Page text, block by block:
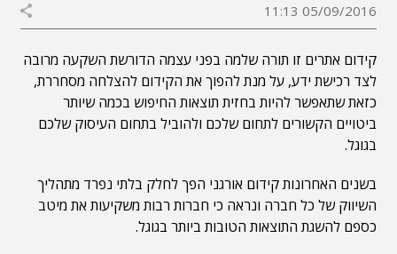
05/09/2016 11:13
קידום אתרים זו תורה שלמה בפני עצמה הדורשת השקעה מרובה
לצד רכישת ידע, על מנת להפוך את הקידום להצלחה מסחררת,
כזאת שתאפשר להיות בחזית תוצאות החיפוש בכמה שיותר
ביטויים הקשורים לתחום שלכם ולהוביל בתחום העיסוק שלכם
בגוגל.
בשנים האחרונות קידום אורגני הפך לחלק בלתי נפרד מתהליך
השיווק של כל חברה ונראה כי חברות רבות משקיעות את מיטב
כספם להשגת התוצאות הטובות ביותר בגוגל.